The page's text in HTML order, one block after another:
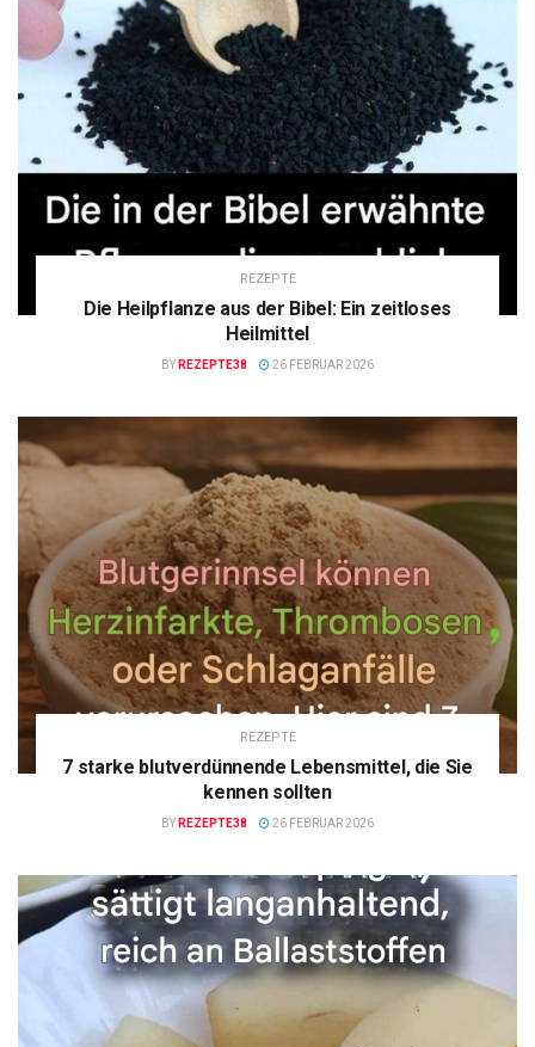
REZEPTE
Die Heilpflanze aus der Bibel: Ein zeitloses
Heilmittel
BY REZEPTE38 26 FEBRUAR 2026
REZEPTE
7 starke blutverdünnende Lebensmittel, die Sie
kennen sollten
BY REZEPTE38 26 FEBRUAR 2026